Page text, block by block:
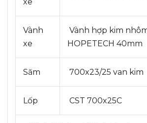
Vành
xe
Vành hợp kim
HOPETECH 40mm
Săm 700x23/25 van kim
Lốp CST 700x25C